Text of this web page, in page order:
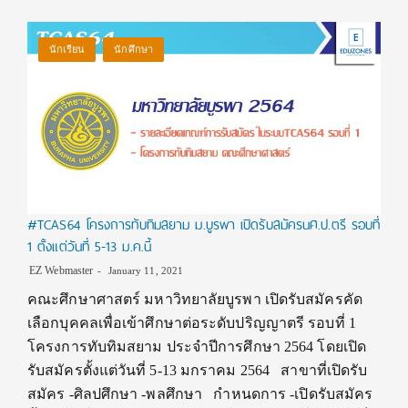
นักเรียน นักศึกษา
#TCAS64 โครงการทับทิมสยาม ม.บูรพา เปิดรับสมัครนศ.ป.ตรี รอบที่
1 ตั้งแต่วันที่ 5-13 ม.ค.นี้
EZ Webmaster January 11, 2021
คณะศึกษาศาสตร์ มหาวิทยาลัยบูรพา เปิดรับสมัครคัด
เลือกบุคคลเพื่อเข้าศึกษาต่อระดับปริญญาตรี รอบที่ 1
โครงการทับทิมสยาม ประจำปีการศึกษา 2564 โดยเปิด
รับสมัครตั้งแต่วันที่ 5-13 มกราคม 2564 สาขาที่เปิดรับ
สมัคร -ศิลปศึกษา -พลศึกษา กำหนดการ -เปิดรับสมัคร